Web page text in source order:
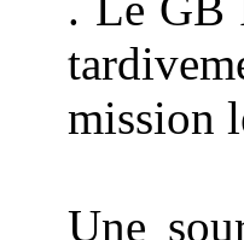
mission
Une